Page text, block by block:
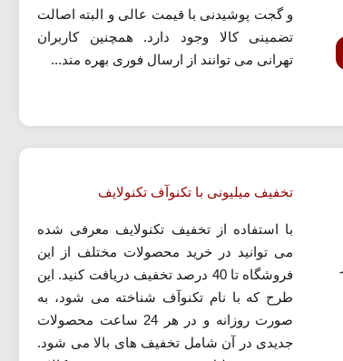
و گجت پوشیدنی با قیمت عالی و البته اصالت
تضمینی کالا وجود دارد. همچنین کاربران
تهرانی می توانند از ارسال فوری بهره مند...
تخفیف میلیونی با تکنوآف تکنولایف
با استفاده از تخفیف تکنولایف معرفی شده
می توانید در خرید محصولات مختلف از این
فروشگاه تا 40 درصد تخفیف دریافت کنید. این
طرح که با نام تکنوآف شناخته می شود، به
صورت روزانه و در هر 24 ساعت محصولات
جدیدی در آن شامل تخفیف های بالا می شود.